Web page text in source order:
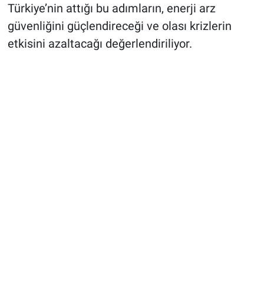
Türkiye’nin attığı bu adımların, enerji arz
güvenliğini güçlendireceği ve olası krizlerin
etkisini azaltacağı değerlendiriliyor.